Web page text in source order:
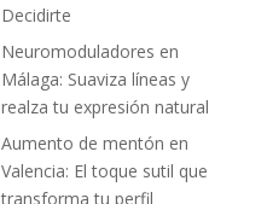
Decidirte
Neuromoduladores en
Málaga: Suaviza líneas y
realza tu expresión natural
Aumento de mentón en
Valencia: El toque sutil que
transforma tu perfil